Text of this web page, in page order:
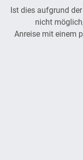
Ist dies aufgrund
nicht
Anreise mit einem